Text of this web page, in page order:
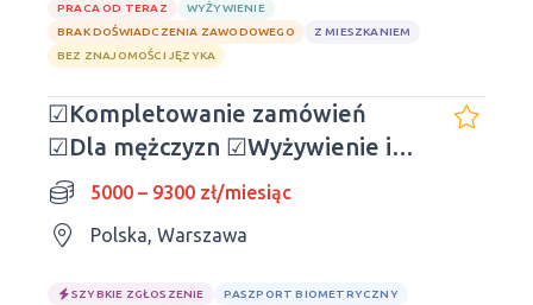
PRACA OD TERAZ
WYŻYWIENIE
BRAK DOŚWIADCZENIA ZAWODOWEGO
Z MIESZKANIEM
BEZ ZNAJOMOŚCI JĘZYKA
☑Kompletowanie zamówień
☑Dla mężczyzn ☑Wyżywienie i
zakwaterowanie
5000 – 9300 zł/miesiąc
Polska, Warszawa
SZYBKIE ZGŁOSZENIE
PASZPORT BIOMETRYCZNY